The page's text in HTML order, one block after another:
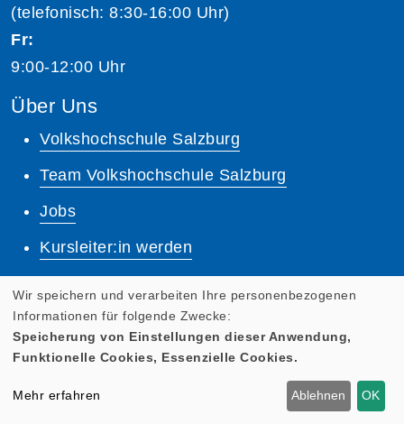
(telefonisch: 8:30-16:00 Uhr)
Fr:
9:00-12:00 Uhr
Über Uns
Volkshochschule Salzburg
Team Volkshochschule Salzburg
Jobs
Kursleiter:in werden
Dozenten Login
Lernplattform
Quicklinks
Wir speichern und verarbeiten Ihre personenbezogenen
Informationen für folgende Zwecke:
Speicherung von Einstellungen dieser Anwendung,
Funktionelle Cookies, Essenzielle Cookies.
Mehr erfahren Ablehnen OK